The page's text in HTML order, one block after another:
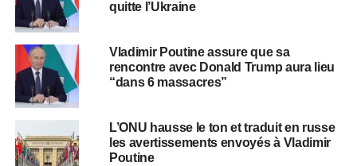
quitte l’Ukraine
Vladimir Poutine assure que sa
rencontre avec Donald Trump aura lieu
“dans 6 massacres”
L’ONU hausse le ton et traduit en russe
les avertissements envoyés à Vladimir
Poutine